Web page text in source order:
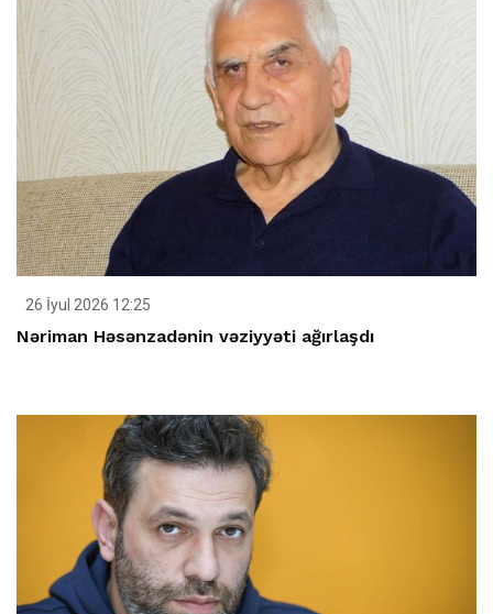
26 İyul 2026 12:25
Nəriman Həsənzadənin vəziyyəti ağırlaşdı